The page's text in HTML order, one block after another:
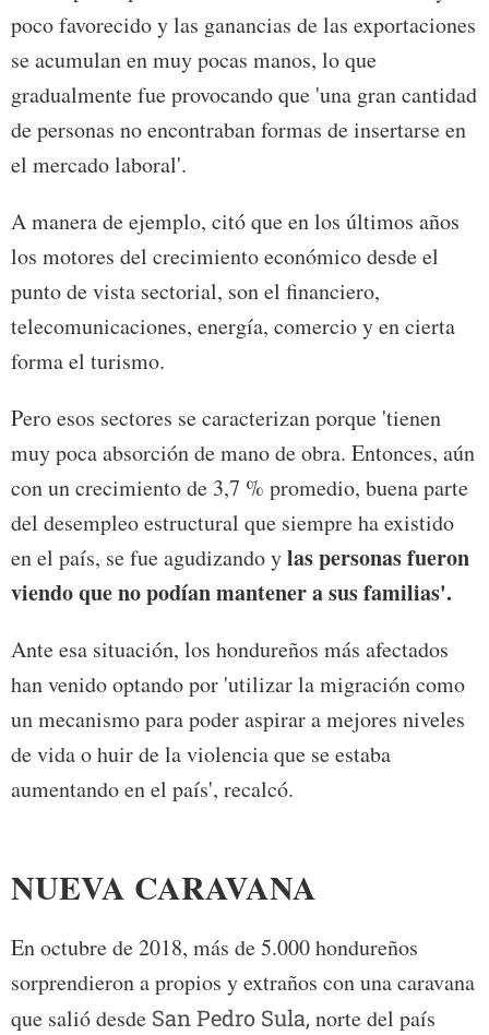
poco favorecido y las ganancias de las exportaciones
se acumulan en muy pocas manos, lo que
gradualmente fue provocando que 'una gran cantidad
de personas no encontraban formas de insertarse en
el mercado laboral'.
A manera de ejemplo, citó que en los últimos años
los motores del crecimiento económico desde el
punto de vista sectorial, son el financiero,
telecomunicaciones, energía, comercio y en cierta
forma el turismo.
Pero esos sectores se caracterizan porque 'tienen
muy poca absorción de mano de obra. Entonces, aún
con un crecimiento de 3,7 % promedio, buena parte
del desempleo estructural que siempre ha existido
en el país, se fue agudizando ylas personas fueron
viendo que no podían mantener a sus familias'.
Ante esa situación, los hondureños más afectados
han venido optando por 'utilizar la migración como
un mecanismo para poder aspirar a mejores niveles
de vida o huir de la violencia que se estaba
aumentando en el país', recalcó.
NUEVA CARAVANA
En octubre de 2018, más de 5.000 hondureños
sorprendieron a propios y extraños con una caravana
que salió desde San Pedro Sula, norte del país